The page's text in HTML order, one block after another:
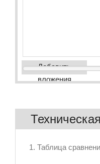
Добавить
вложения
1. Таблица